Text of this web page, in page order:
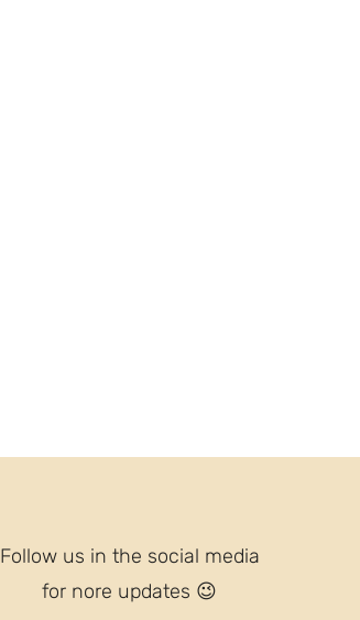
Follow us in the social media
for nore updates 😉